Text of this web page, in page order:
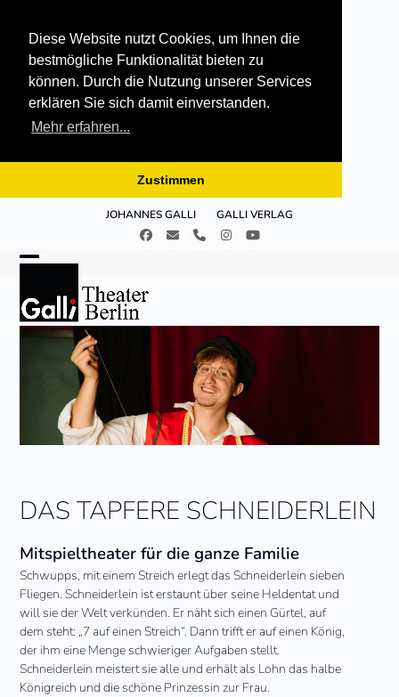
Diese Website nutzt Cookies, um Ihnen die
bestmögliche Funktionalität bieten zu
können. Durch die Nutzung unserer Services
erklären Sie sich damit einverstanden.
Mehr erfahren...
Zustimmen
JOHANNES GALLI GALLI VERLAG
Facebook
E- TelefonInstagramYouTube
mobile
menu
mobile
menu
DAS TAPFERE SCHNEIDERLEIN
Mitspieltheater für die ganze Familie
Schwupps, mit einem Streich erlegt das Schneiderlein sieben
Fliegen. Schneiderlein ist erstaunt über seine Heldentat und
will sie der Welt verkünden. Er näht sich einen Gürtel, auf
dem steht: „7 auf einen Streich“. Dann trifft er auf einen König,
der ihm eine Menge schwieriger Aufgaben stellt.
Schneiderlein meistert sie alle und erhält als Lohn das halbe
Königreich und die schöne Prinzessin zur Frau.